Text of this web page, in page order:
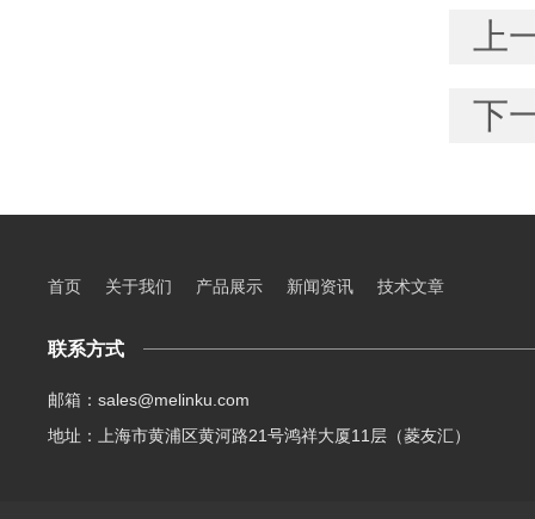
上
下
首页 关于我们 产品展示 新闻资讯 技术文章
联系方式
邮箱：sales@melinku.com
地址：上海市黄浦区黄河路21号鸿祥大厦11层（菱友汇）